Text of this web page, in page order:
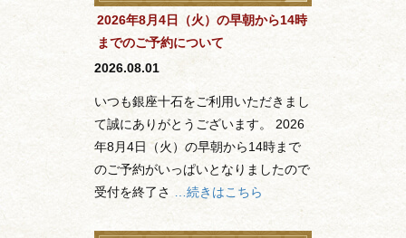
2026年8月4日（火）の早朝から14時
までのご予約について
2026.08.01
いつも銀座十石をご利用いただきまし
て誠にありがとうございます。 2026
年8月4日（火）の早朝から14時まで
のご予約がいっぱいとなりましたので
受付を終了さ
…続きはこちら